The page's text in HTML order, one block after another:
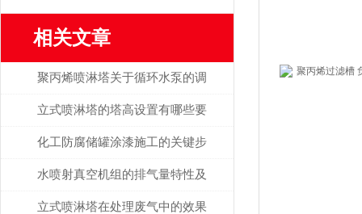
相关文章
聚丙烯喷淋塔关于循环水泵的调
节说明
立式喷淋塔的塔高设置有哪些要
求？
化工防腐储罐涂漆施工的关键步
骤
水喷射真空机组的排气量特性及
其影响因素
立式喷淋塔在处理废气中的效果